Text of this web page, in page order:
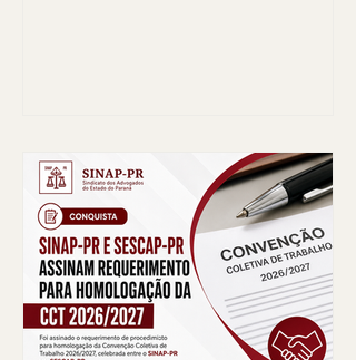
valorização profissional e
manutenção de direitos fundamentais
da categoria. Entre as principais
conquistas do ACT estão: Manut